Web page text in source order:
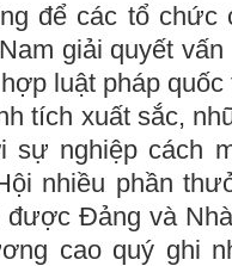
để các tổ chức
giải quyết
luật pháp quốc
tích xuất sắc,
sự nghiệp cách
nhiều phần
được Đảng và
cao quý ghi